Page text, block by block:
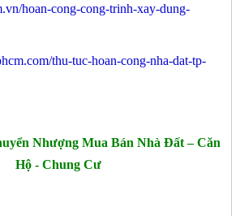
hoan-cong-cong-trinh-xay-dung-
thu-tuc-hoan-cong-nha-dat-tp-
Nhượng Mua Bán Nhà Đất – Căn
Hộ - Chung Cư